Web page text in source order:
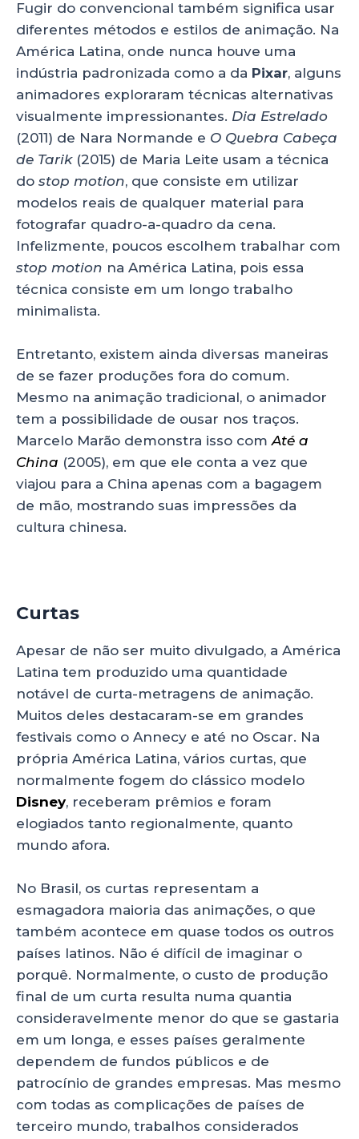
Fugir do convencional também significa usar
diferentes métodos e estilos de animação. Na
América Latina, onde nunca houve uma
indústria padronizada como a da Pixar, alguns
animadores exploraram técnicas alternativas
visualmente impressionantes. Dia Estrelado
(2011) de Nara Normande e O Quebra Cabeça
de Tarik (2015) de Maria Leite usam a técnica
do stop motion, que consiste em utilizar
modelos reais de qualquer material para
fotografar quadro-a-quadro da cena.
Infelizmente, poucos escolhem trabalhar com
stop motion na América Latina, pois essa
técnica consiste em um longo trabalho
minimalista.
Entretanto, existem ainda diversas maneiras
de se fazer produções fora do comum.
Mesmo na animação tradicional, o animador
tem a possibilidade de ousar nos traços.
Marcelo Marão demonstra isso com Até a
China (2005), em que ele conta a vez que
viajou para a China apenas com a bagagem
de mão, mostrando suas impressões da
cultura chinesa.
Curtas
Apesar de não ser muito divulgado, a América
Latina tem produzido uma quantidade
notável de curta-metragens de animação.
Muitos deles destacaram-se em grandes
festivais como o Annecy e até no Oscar. Na
própria América Latina, vários curtas, que
normalmente fogem do clássico modelo
Disney, receberam prêmios e foram
elogiados tanto regionalmente, quanto
mundo afora.
No Brasil, os curtas representam a
esmagadora maioria das animações, o que
também acontece em quase todos os outros
países latinos. Não é difícil de imaginar o
porquê. Normalmente, o custo de produção
final de um curta resulta numa quantia
consideravelmente menor do que se gastaria
em um longa, e esses países geralmente
dependem de fundos públicos e de
patrocínio de grandes empresas. Mas mesmo
com todas as complicações de países de
terceiro mundo, trabalhos considerados